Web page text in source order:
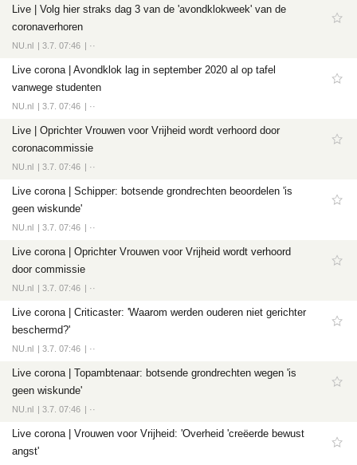
Live | Volg hier straks dag 3 van de 'avondklokweek' van de
coronaverhoren
NU.nl 3.7. 07:46 ··
Live corona | Avondklok lag in september 2020 al op tafel
vanwege studenten
NU.nl 3.7. 07:46 ··
Live | Oprichter Vrouwen voor Vrijheid wordt verhoord door
coronacommissie
NU.nl 3.7. 07:46 ··
Live corona | Schipper: botsende grondrechten beoordelen 'is
geen wiskunde'
NU.nl 3.7. 07:46 ··
Live corona | Oprichter Vrouwen voor Vrijheid wordt verhoord
door commissie
NU.nl 3.7. 07:46 ··
Live corona | Criticaster: 'Waarom werden ouderen niet gerichter
beschermd?'
NU.nl 3.7. 07:46 ··
Live corona | Topambtenaar: botsende grondrechten wegen 'is
geen wiskunde'
NU.nl 3.7. 07:46 ··
Live corona | Vrouwen voor Vrijheid: 'Overheid 'creëerde bewust
angst'